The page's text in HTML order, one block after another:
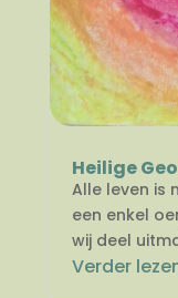
Heilige
Alle leven is
een enkel
wij deel
Verder